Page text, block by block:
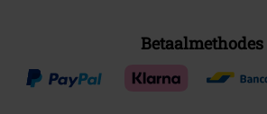
Betaalmethodes